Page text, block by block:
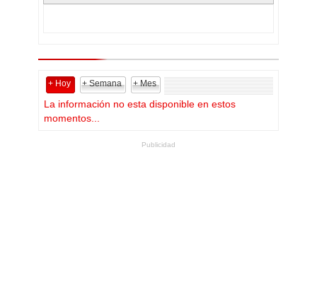
+ Hoy + Semana + Mes
La información no esta disponible en estos
momentos...
Publicidad